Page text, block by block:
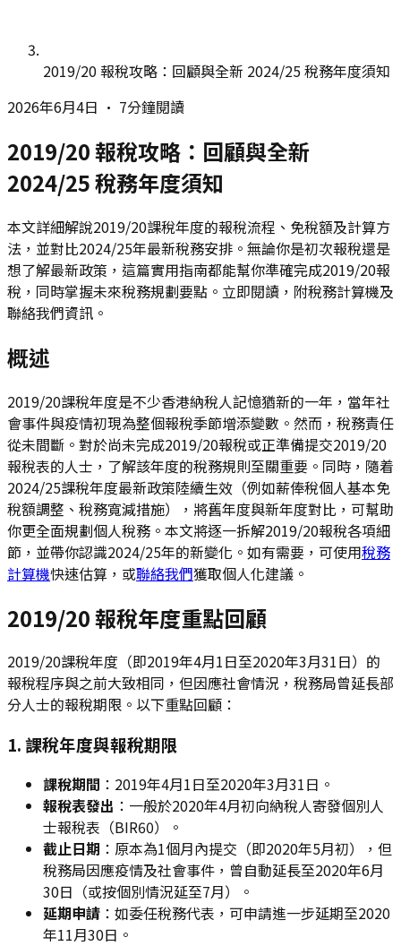
2019/20 報稅攻略：回顧與全新 2024/25 稅務年度須知
2026年6月4日 • 7分鐘閱讀
2019/20 報稅攻略：回顧與全新
2024/25 稅務年度須知
本文詳細解說2019/20課稅年度的報稅流程、免稅額及計算方
法，並對比2024/25年最新稅務安排。無論你是初次報稅還是
想了解最新政策，這篇實用指南都能幫你準確完成2019/20報
稅，同時掌握未來稅務規劃要點。立即閱讀，附稅務計算機及
聯絡我們資訊。
概述
2019/20課稅年度是不少香港納稅人記憶猶新的一年，當年社
會事件與疫情初現為整個報稅季節增添變數。然而，稅務責任
從未間斷。對於尚未完成2019/20報稅或正準備提交2019/20
報稅表的人士，了解該年度的稅務規則至關重要。同時，隨着
2024/25課稅年度最新政策陸續生效（例如薪俸稅個人基本免
稅額調整、稅務寬減措施），將舊年度與新年度對比，可幫助
你更全面規劃個人稅務。本文將逐一拆解2019/20報稅各項細
節，並帶你認識2024/25年的新變化。如有需要，可使用稅務
計算機快速估算，或聯絡我們獲取個人化建議。
2019/20 報稅年度重點回顧
2019/20課稅年度（即2019年4月1日至2020年3月31日）的
報稅程序與之前大致相同，但因應社會情況，稅務局曾延長部
分人士的報稅期限。以下重點回顧：
1. 課稅年度與報稅期限
課稅期間 ：2019年4月1日至2020年3月31日。
報稅表發出 ：一般於2020年4月初向納稅人寄發個別人
士報稅表（BIR60）。
截止日期 ：原本為1個月內提交（即2020年5月初），但
稅務局因應疫情及社會事件，曾自動延長至2020年6月
30日（或按個別情況延至7月）。
延期申請 ：如委任稅務代表，可申請進一步延期至2020
年11月30日。